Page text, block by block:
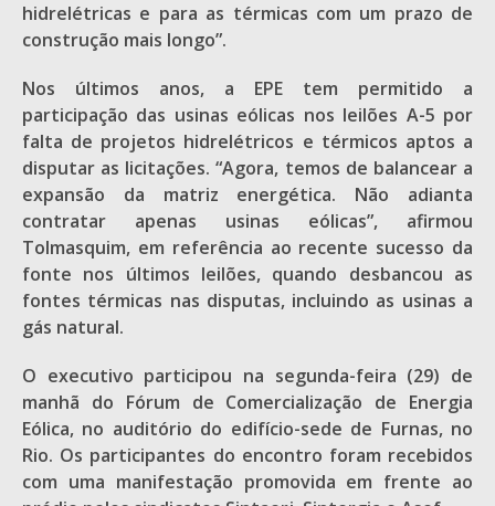
hidrelétricas e para as térmicas com um prazo de
construção mais longo”.
Nos últimos anos, a EPE tem permitido a
participação das usinas eólicas nos leilões A-5 por
falta de projetos hidrelétricos e térmicos aptos a
disputar as licitações. “Agora, temos de balancear a
expansão da matriz energética. Não adianta
contratar apenas usinas eólicas”, afirmou
Tolmasquim, em referência ao recente sucesso da
fonte nos últimos leilões, quando desbancou as
fontes térmicas nas disputas, incluindo as usinas a
gás natural.
O executivo participou na segunda-feira (29) de
manhã do Fórum de Comercialização de Energia
Eólica, no auditório do edifício-sede de Furnas, no
Rio. Os participantes do encontro foram recebidos
com uma manifestação promovida em frente ao